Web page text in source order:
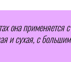
она применяется
и сухая, с